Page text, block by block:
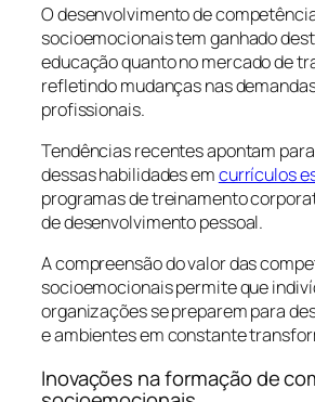
O desenvolvimento de
socioemocionais tem ganhado
educação quanto no mercado de
refletindo mudanças nas
profissionais.
Tendências recentes apontam
dessas habilidades emcurrículos
programas de treinamento
de desenvolvimento pessoal.
A compreensão do valor das
socioemocionais permite que
organizações se preparem para
e ambientes em constante
Inovações na formação de